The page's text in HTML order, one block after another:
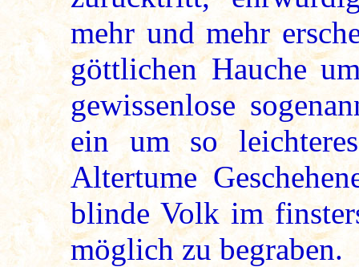
mehr und mehr
göttlichen Hauche
gewissenlose
ein um so
Altertume
blinde Volk im
möglich zu begraben.